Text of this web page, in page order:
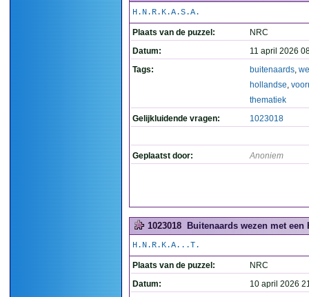
H.N.R.K.A.S.A.
Plaats van de puzzel:
NRC
Datum:
11 april 2026
Tags:
buitenaards,
hollandse,
thematiek
Gelijkluidende vragen:
1023018
Geplaatst door: Anoniem
1023018 Buitenaards wezen met
H.N.R.K.A...T.
Plaats van de puzzel:
NRC
Datum:
10 april 2026